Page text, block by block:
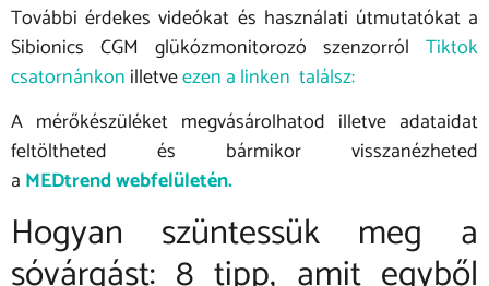
További érdekes videókat és használati útmutatókat a
Sibionics CGM glükózmonitorozó szenzorról Tiktok
csatornánkon illetveezen a linken találsz:
A mérőkészüléket megvásárolhatod illetve adataidat
feltöltheted és bármikor visszanézheted
a MEDtrend webfelületén.
Hogyan szüntessük meg a